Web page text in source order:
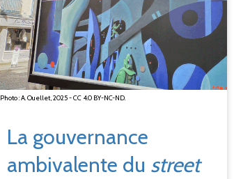
Photo : A. Ouellet, 2025 - CC 4.0 BY-NC-ND.
La gouvernance
ambivalente du street